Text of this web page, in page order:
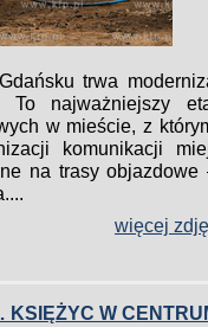
trwa
To najważniejszy
w mieście, z
komunikacji
na trasy
więcej
W